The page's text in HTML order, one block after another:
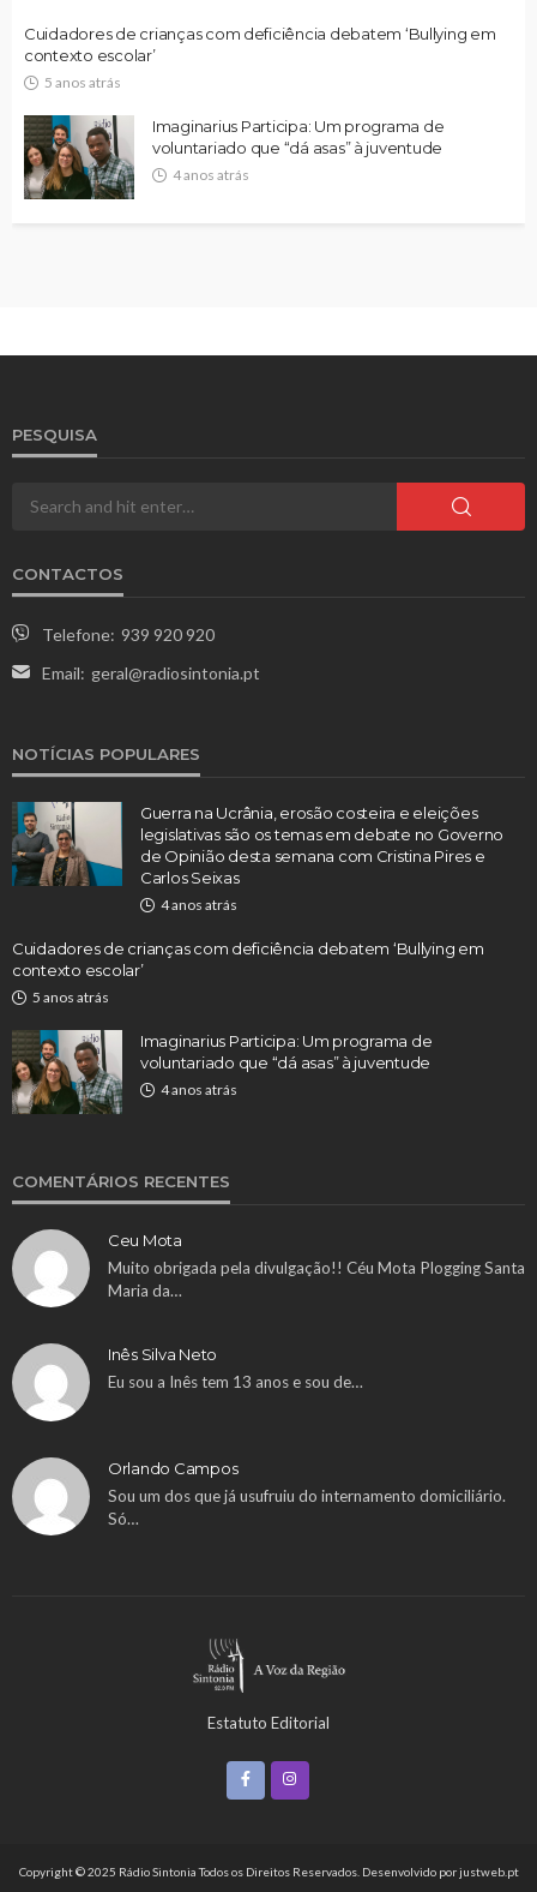
Cuidadores de crianças com deficiência debatem ‘Bullying em
contexto escolar’
5 anos atrás
Imaginarius Participa: Um programa de
voluntariado que “dá asas” à juventude
4 anos atrás
PESQUISA
CONTACTOS
Telefone: 939 920 920
Email: geral@radiosintonia.pt
NOTÍCIAS POPULARES
Guerra na Ucrânia, erosão costeira e eleições
legislativas são os temas em debate no Governo
de Opinião desta semana com Cristina Pires e
Carlos Seixas
4 anos atrás
Cuidadores de crianças com deficiência debatem ‘Bullying em
contexto escolar’
5 anos atrás
Imaginarius Participa: Um programa de
voluntariado que “dá asas” à juventude
4 anos atrás
COMENTÁRIOS RECENTES
Ceu Mota
Muito obrigada pela divulgação!! Céu Mota Plogging Santa
Maria da…
Inês Silva Neto
Eu sou a Inês tem 13 anos e sou de…
Orlando Campos
Sou um dos que já usufruiu do internamento domiciliário.
Só…
Estatuto Editorial
Copyright © 2025 Rádio Sintonia Todos os Direitos Reservados. Desenvolvido porjustweb.pt